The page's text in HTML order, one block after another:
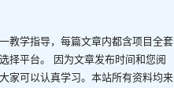
教学指导，每篇文章内都含项目全套
择平台。 因为文章发布时间和您阅
家可以认真学习。本站所有资料均来